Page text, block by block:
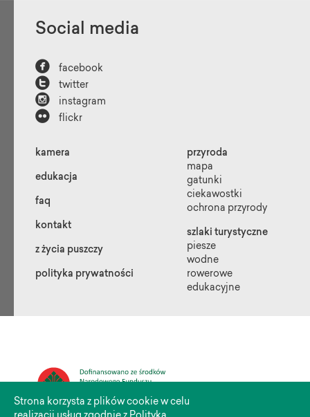
Social media
 facebook
 twitter
 instagram
 flickr
kamera
edukacja
faq
kontakt
z życia puszczy
polityka prywatności
przyroda
mapa
gatunki
ciekawostki
ochrona przyrody
szlaki turystyczne
piesze
wodne
rowerowe
edukacyjne
Strona korzysta z plików cookie w celu